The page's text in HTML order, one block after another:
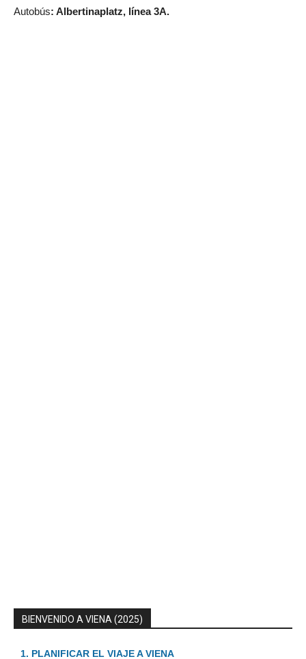
Autobús: Albertinaplatz, línea 3A.
BIENVENIDO A VIENA (2025)
1. PLANIFICAR EL VIAJE A VIENA